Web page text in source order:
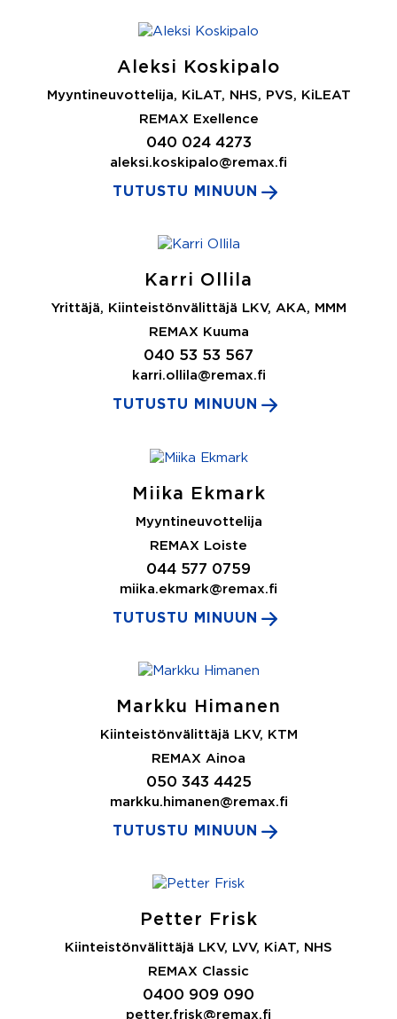
Aleksi Koskipalo
Myyntineuvottelija, KiLAT, NHS, PVS, KiLEAT
REMAX Exellence
040 024 4273
aleksi.koskipalo@remax.fi
TUTUSTU MINUUN
Karri Ollila
Yrittäjä, Kiinteistönvälittäjä LKV, AKA, MMM
REMAX Kuuma
040 53 53 567
karri.ollila@remax.fi
TUTUSTU MINUUN
Miika Ekmark
Myyntineuvottelija
REMAX Loiste
044 577 0759
miika.ekmark@remax.fi
TUTUSTU MINUUN
Markku Himanen
Kiinteistönvälittäjä LKV, KTM
REMAX Ainoa
050 343 4425
markku.himanen@remax.fi
TUTUSTU MINUUN
Petter Frisk
Kiinteistönvälittäjä LKV, LVV, KiAT, NHS
REMAX Classic
0400 909 090
petter.frisk@remax.fi